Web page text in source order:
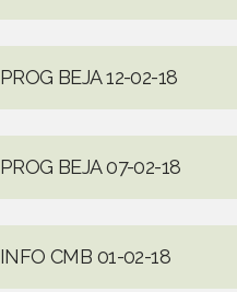
PROG BEJA 12-02-18
PROG BEJA 07-02-18
INFO CMB 01-02-18